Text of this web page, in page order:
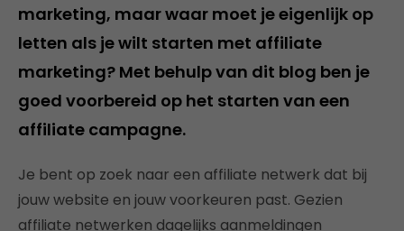
marketing, maar waar moet je eigenlijk op
letten als je wilt starten met affiliate
marketing? Met behulp van dit blog ben je
goed voorbereid op het starten van een
affiliate campagne.
Je bent op zoek naar een affiliate netwerk dat bij
jouw website en jouw voorkeuren past. Gezien
affiliate netwerken dagelijks aanmeldingen